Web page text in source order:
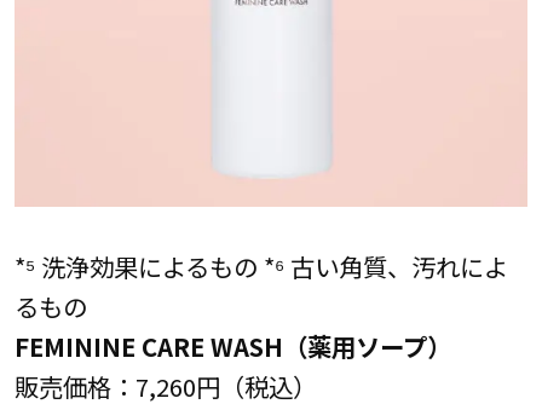
*⁵ 洗浄効果によるもの *⁶ 古い角質、汚れによ
るもの
FEMININE CARE WASH（薬用ソープ）
販売価格：7,260円（税込）